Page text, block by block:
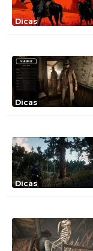
Dicas
Dicas
Dicas